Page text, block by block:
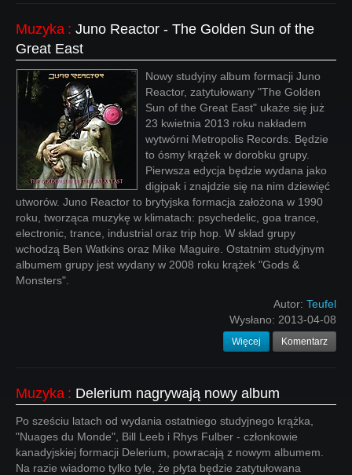
Muzyka : Juno Reactor - The Golden Sun of the
Great East
Nowy studyjny album formacji Juno
Reactor, zatytułowany "The Golden
Sun of the Great East" ukaże się już
23 kwietnia 2013 roku nakładem
wytwórni Metropolis Records. Będzie
to ósmy krążek w dorobku grupy.
Pierwsza edycja będzie wydana jako
digipak i znajdzie się na nim dziewięć
utworów. Juno Reactor to brytyjska formacja założona w 1990
roku, tworząca muzykę w klimatach: psychedelic, goa trance,
electronic, trance, industrial oraz trip hop. W skład grupy
wchodzą Ben Watkins oraz Mike Maguire. Ostatnim studyjnym
albumem grupy jest wydany w 2008 roku krążek "Gods &
Monsters".
Autor: Teufel
Wysłano: 2013-04-08
Więcej Komentarz
Muzyka : Delerium nagrywają nowy album
Po sześciu latach od wydania ostatniego studyjnego krążka,
"Nuages du Monde", Bill Leeb i Rhys Fulber - członkowie
kanadyjskiej formacji Delerium, powracają z nowym albumem.
Na razie wiadomo tylko tyle, że płyta będzie zatytułowana